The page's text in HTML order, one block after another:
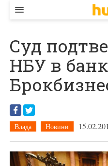
ЕКОНОМІКА
БІЗНЕС
СТАРТЕР
КОНТАКТИ
Суд
НБУ в
Влада Новини